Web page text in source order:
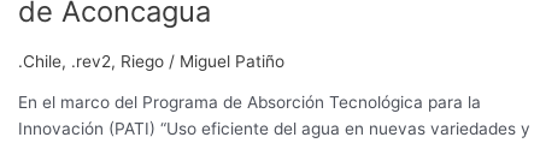
de Aconcagua
.Chile, .rev2, Riego / Miguel Patiño
En el marco del Programa de Absorción Tecnológica para la
Innovación (PATI) “Uso eficiente del agua en nuevas variedades y